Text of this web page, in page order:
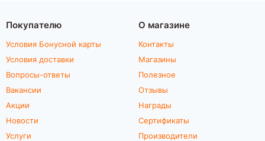
Покупателю
Условия Бонусной карты
Условия доставки
Вопросы-ответы
Вакансии
Акции
Новости
Услуги
О магазине
Контакты
Магазины
Полезное
Отзывы
Награды
Сертификаты
Производители